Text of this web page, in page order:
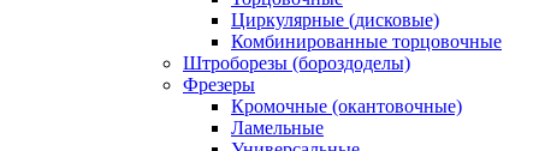
Циркулярные (дисковые)
Комбинированные торцовочные
Штроборезы (бороздоделы)
Фрезеры
Кромочные (окантовочные)
Ламельные